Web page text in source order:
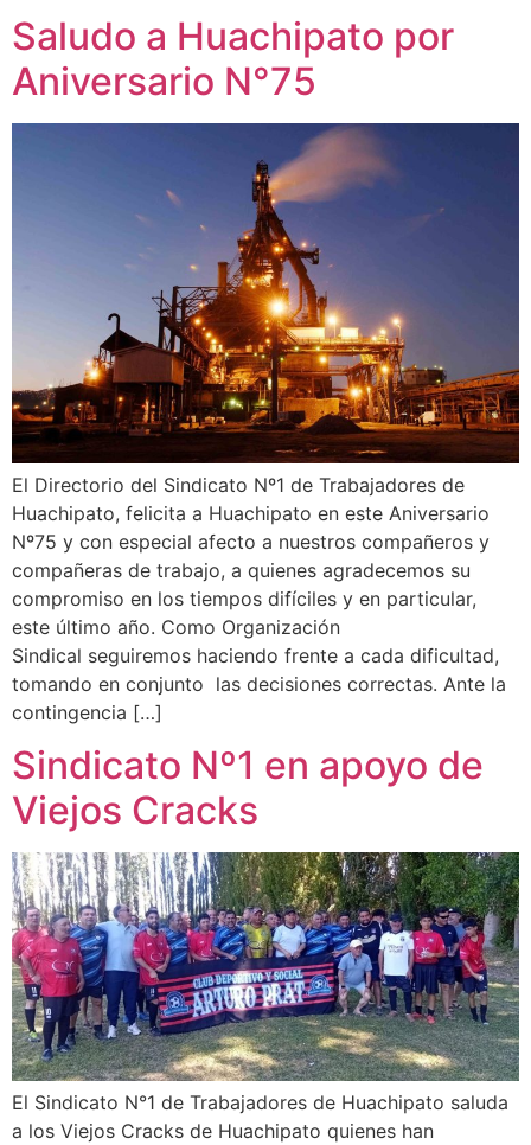
Saludo a Huachipato por
Aniversario N°75
El Directorio del Sindicato Nº1 de Trabajadores de
Huachipato, felicita a Huachipato en este Aniversario
Nº75 y con especial afecto a nuestros compañeros y
compañeras de trabajo, a quienes agradecemos su
compromiso en los tiempos difíciles y en particular,
este último año. Como Organización
Sindical seguiremos haciendo frente a cada dificultad,
tomando en conjunto las decisiones correctas. Ante la
contingencia […]
Sindicato Nº1 en apoyo de
Viejos Cracks
El Sindicato N°1 de Trabajadores de Huachipato saluda
a los Viejos Cracks de Huachipato quienes han